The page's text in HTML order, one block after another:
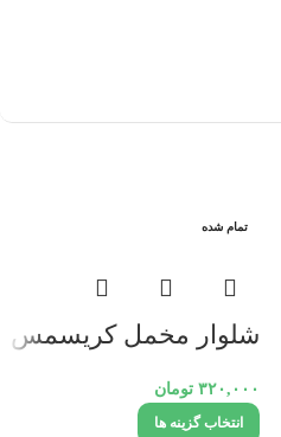
تمام شده
شلوار مخمل کریسمس
۳۲۰,۰۰۰ تومان
انتخاب گزینه ها